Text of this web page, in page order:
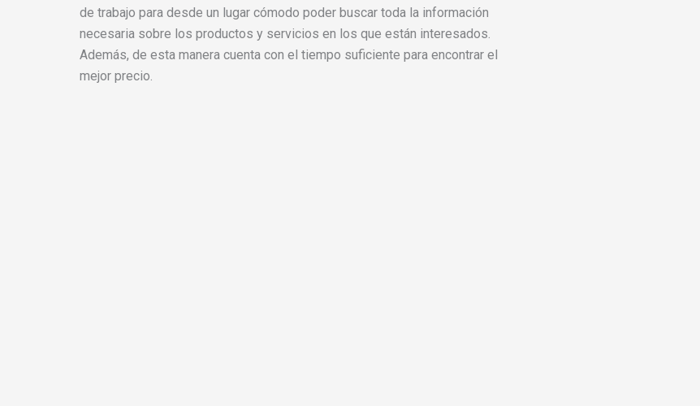
de trabajo para desde un lugar cómodo poder buscar toda la información
necesaria sobre los productos y servicios en los que están interesados.
Además, de esta manera cuenta con el tiempo suficiente para encontrar el
mejor precio.